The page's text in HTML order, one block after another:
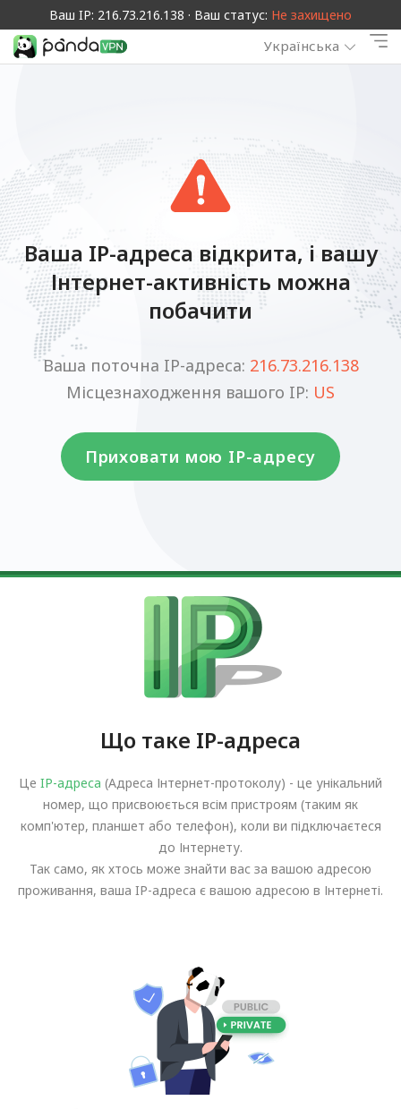
Ваш IP: 216.73.216.138 · Ваш статус: Не захищено
Українська
Ваша IP-адреса відкрита, і вашу
Інтернет-активність можна
побачити
Ваша поточна IP-адреса: 216.73.216.138
Місцезнаходження вашого IP: US
Приховати мою IP-адресу
Що таке IP-адреса
Це IP-адреса (Адреса Інтернет-протоколу) - це унікальний
номер, що присвоюється всім пристроям (таким як
комп'ютер, планшет або телефон), коли ви підключаєтеся
до Інтернету.
Так само, як хтось може знайти вас за вашою адресою
проживання, ваша IP-адреса є вашою адресою в Інтернеті.